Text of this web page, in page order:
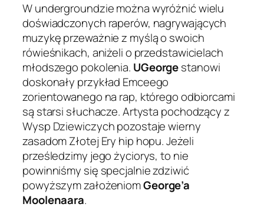
W undergroundzie można wyróżnić wielu
doświadczonych raperów, nagrywających
muzykę przeważnie z myślą o swoich
rówieśnikach, aniżeli o przedstawicielach
młodszego pokolenia. UGeorgestanowi
doskonały przykład Emceego
zorientowanego na rap, którego odbiorcami
są starsi słuchacze. Artysta pochodzący z
Wysp Dziewiczych pozostaje wierny
zasadom Złotej Ery hip hopu. Jeżeli
prześledzimy jego życiorys, to nie
powinniśmy się specjalnie zdziwić
powyższym założeniomGeorge’a
Moolenaara.